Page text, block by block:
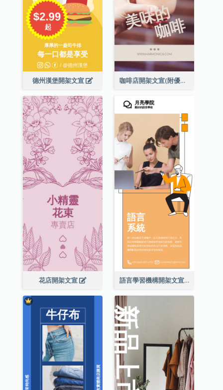
德州漢堡開架文宣 咖啡店開架文宣(附優惠券)
花店開架文宣 語言學習機構開架文宣